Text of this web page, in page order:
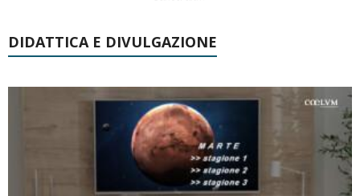
DIDATTICA E DIVULGAZIONE